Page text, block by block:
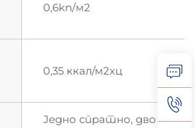
0,6kn/м2
0,35 ккал/м2хц
Једно спратно, дво